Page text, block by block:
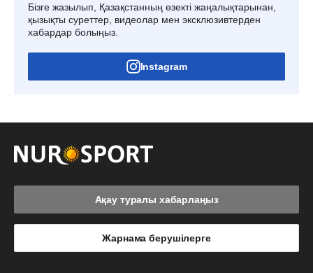
Бізге жазылып, Қазақстанның өзекті жаңалықтарынан,
қызықты суреттер, видеолар мен эксклюзивтерден
хабардар болыңыз.
Instagram
Ақау туралы хабарлаңыз
Жарнама берушілерге